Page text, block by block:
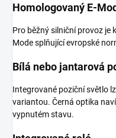
Homologovaný E-
Pro běžný silniční provoz je
Mode splňující evropské
Bílá nebo jantarová
Integrované poziční světlo
variantou. Černá optika
vypnutém stavu.